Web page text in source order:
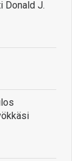
Donald J.